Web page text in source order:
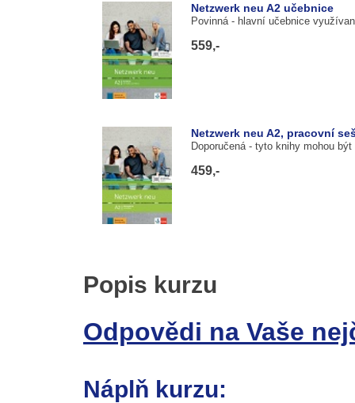
Netzwerk neu A2 učebnice
Povinná - hlavní učebnice
559,-
Netzwerk neu A2, pracovní
Doporučená - tyto knihy mohou
459,-
Popis kurzu
Odpovědi na Vaše
Náplň kurzu: